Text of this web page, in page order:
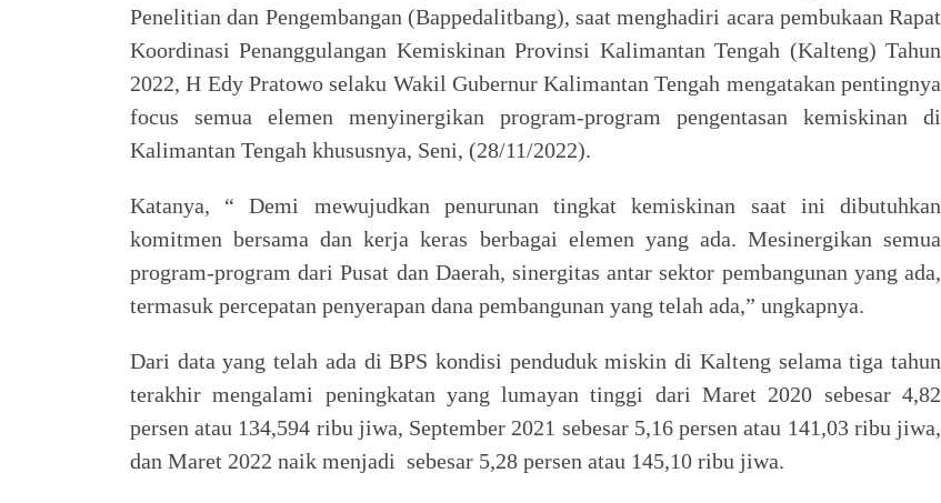
Penelitian dan Pengembangan (Bappedalitbang), saat menghadiri acara pembukaan Rapat
Koordinasi Penanggulangan Kemiskinan Provinsi Kalimantan Tengah (Kalteng) Tahun
2022, H Edy Pratowo selaku Wakil Gubernur Kalimantan Tengah mengatakan pentingnya
focus semua elemen menyinergikan program-program pengentasan kemiskinan di
Kalimantan Tengah khususnya, Seni, (28/11/2022).
Katanya, “ Demi mewujudkan penurunan tingkat kemiskinan saat ini dibutuhkan
komitmen bersama dan kerja keras berbagai elemen yang ada. Mesinergikan semua
program-program dari Pusat dan Daerah, sinergitas antar sektor pembangunan yang ada,
termasuk percepatan penyerapan dana pembangunan yang telah ada,” ungkapnya.
Dari data yang telah ada di BPS kondisi penduduk miskin di Kalteng selama tiga tahun
terakhir mengalami peningkatan yang lumayan tinggi dari Maret 2020 sebesar 4,82
persen atau 134,594 ribu jiwa, September 2021 sebesar 5,16 persen atau 141,03 ribu jiwa,
dan Maret 2022 naik menjadi sebesar 5,28 persen atau 145,10 ribu jiwa.